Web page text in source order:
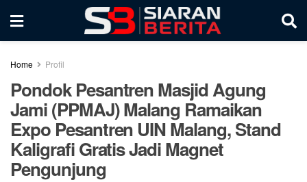
Home Profil
Pondok Pesantren Masjid Agung
Jami (PPMAJ) Malang Ramaikan
Expo Pesantren UIN Malang, Stand
Kaligrafi Gratis Jadi Magnet
Pengunjung